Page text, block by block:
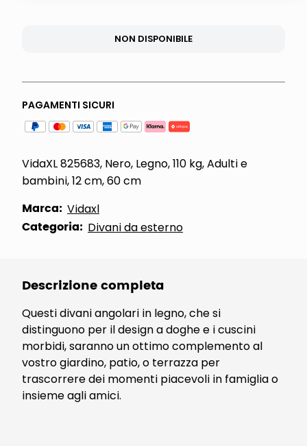
NON DISPONIBILE
PAGAMENTI SICURI
VidaXL 825683, Nero, Legno, 110 kg, Adulti e
bambini, 12 cm, 60 cm
Marca: Vidaxl
Categoria: Divani da esterno
Descrizione completa
Questi divani angolari in legno, che si
distinguono per il design a doghe e i cuscini
morbidi, saranno un ottimo complemento al
vostro giardino, patio, o terrazza per
trascorrere dei momenti piacevoli in famiglia o
insieme agli amici.